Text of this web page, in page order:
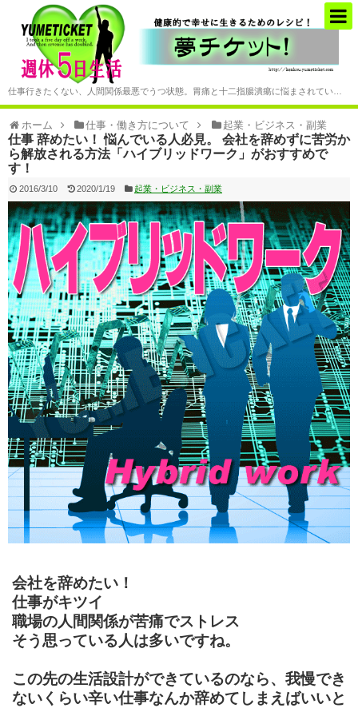
ホーム 仕事・働き方について 起業・ビジネス・副業
仕事 辞めたい！ 悩んでいる人必見。 会社を辞めずに苦労か
ら解放される方法「ハイブリッドワーク」がおすすめで
す！
2016/3/10 2020/1/19 起業・ビジネス・副業
会社を辞めたい！
仕事がキツイ
職場の人間関係が苦痛でストレス
そう思っている人は多いですね。
この先の生活設計ができているのなら、我慢でき
ないくらい辛い仕事なんか辞めてしまえばいいと